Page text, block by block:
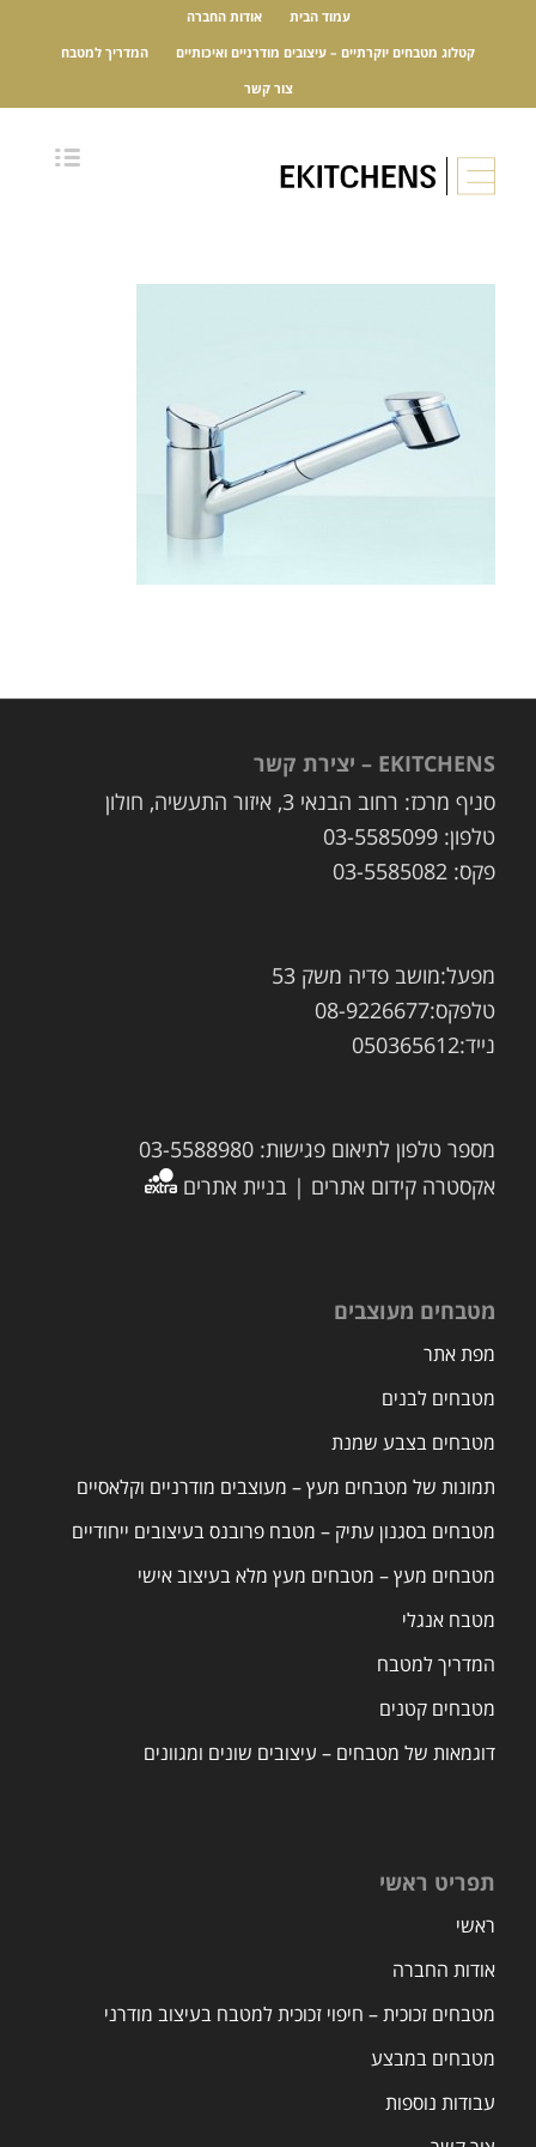
עמוד הבית אודות החברה
קטלוג מטבחים יוקרתיים – עיצובים מודרניים ואיכותיים המדריך למטבח
צור קשר
EKITCHENS – יצירת קשר
סניף מרכז: רחוב הבנאי 3, איזור התעשיה, חולון
טלפון: 03-5585099
פקס: 03-5585082
מפעל:מושב פדיה משק 53
טלפקס:08-9226677
נייד:050365612
מספר טלפון לתיאום פגישות: 03-5588980
אקסטרה קידום אתרים | בניית אתרים
מטבחים מעוצבים
מפת אתר
מטבחים לבנים
מטבחים בצבע שמנת
תמונות של מטבחים מעץ – מעוצבים מודרניים וקלאסיים
מטבחים בסגנון עתיק – מטבח פרובנס בעיצובים ייחודיים
מטבחים מעץ – מטבחים מעץ מלא בעיצוב אישי
מטבח אנגלי
המדריך למטבח
מטבחים קטנים
דוגמאות של מטבחים – עיצובים שונים ומגוונים
תפריט ראשי
ראשי
אודות החברה
מטבחים זכוכית – חיפוי זכוכית למטבח בעיצוב מודרני
מטבחים במבצע
עבודות נוספות